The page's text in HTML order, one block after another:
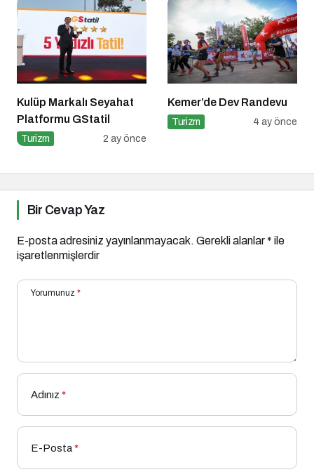
Kulüp Markalı Seyahat
Platformu GStatil
Turizm 2 ay önce
Kemer’de Dev Randevu
Turizm 4 ay önce
Bir Cevap Yaz
E-posta adresiniz yayınlanmayacak. Gerekli alanlar* ile
işaretlenmişlerdir
Yorumunuz *
Adınız *
E-Posta*